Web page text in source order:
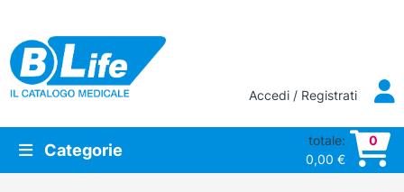
Vai al contenuto principale
Accedi / Registrati
Categorie
totale:
0,00 €
0